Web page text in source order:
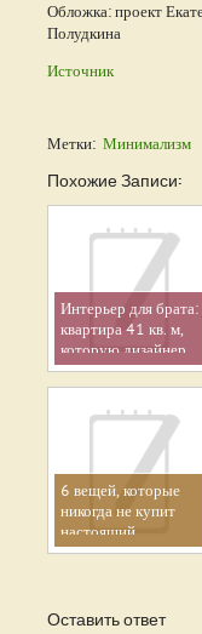
Обложка: проект
Полудкина
Источник
Метки: Минимализм
Похожие Записи:
Интерьер для брата:
квартира 41 кв. м,
которую дизайнер
продумала до
мелочей
6 вещей, которые
никогда не купит
настоящий
минималист
Оставить ответ